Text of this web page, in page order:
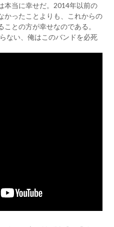
本当に幸せだ。2014年以前の
かったことよりも、これからの
との方が幸せなのである。
ない、俺はこのバンドを必死